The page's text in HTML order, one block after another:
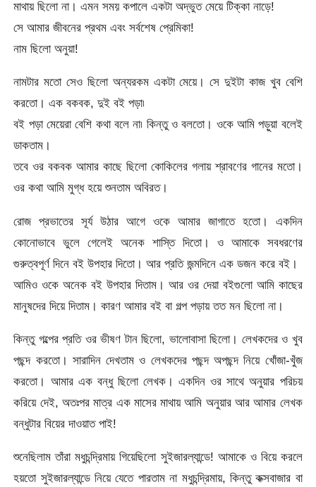
মাথায় ছিলো না। এমন সময় কপালে একটা অদ্ভুত মেয়ে টিক্কা নাড়ে!
সে আমার জীবনের প্রথম এবং সর্বশেষ প্রেমিকা!
নাম ছিলো অনুয়া!
নামটার মতো সেও ছিলো অন্যরকম একটা মেয়ে। সে দুইটা কাজ খুব বেশি
করতো। এক বকবক, দুই বই পড়া৷
বই পড়া মেয়েরা বেশি কথা বলে না৷ কিন্তু ও বলতো। ওকে আমি পড়ুয়া বলেই
ডাকতাম।
তবে ওর বকবক আমার কাছে ছিলো কোকিলের গলায় শ্রাবণের গানের মতো।
ওর কথা আমি মুগ্ধ হয়ে শুনতাম অবিরত।
রোজ প্রভাতের সূর্য উঠার আগে ওকে আমার জাগাতে হতো। একদিন
কোনোভাবে ভুলে গেলেই অনেক শাস্তি দিতো। ও আমাকে সবধরণের
গুরুত্বপূর্ণ দিনে বই উপহার দিতো। আর প্রতি জন্মদিনে এক ডজন করে বই।
আমিও ওকে অনেক বই উপহার দিতাম। আর ওর দেয়া বইগুলো আমি কাছের
মানুষদের দিয়ে দিতাম। কারণ আমার বই বা গল্প পড়ায় তত মন ছিলো না।
কিন্তু গল্পের প্রতি ওর ভীষণ টান ছিলো, ভালোবাসা ছিলো। লেখকদের ও খুব
পছন্দ করতো। সারাদিন দেখতাম ও লেখকদের পছন্দ অপছন্দ নিয়ে খোঁজা-খুঁজ
করতো। আমার এক বন্ধু ছিলো লেখক। একদিন ওর সাথে অনুয়ার পরিচয়
করিয়ে দেই, অতঃপর মাত্র এক মাসের মাথায় আমি অনুয়ার আর আমার লেখক
বন্ধুটার বিয়ের দাওয়াত পাই!
শুনেছিলাম তাঁরা মধুচন্দ্রিমায় গিয়েছিলো সুইজারল্যান্ডে! আমাকে ও বিয়ে করলে
হয়তো সুইজারল্যান্ডে নিয়ে যেতে পারতাম না মধুচন্দ্রিমায়, কিন্তু কক্সবাজার বা